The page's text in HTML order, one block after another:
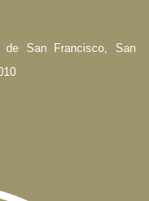
San Francisco, San